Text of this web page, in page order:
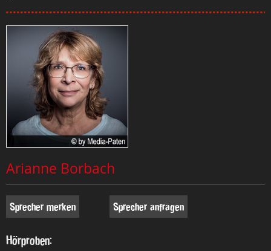
Arianne Borbach
Sprecher merken Sprecher anfragen
Hörproben: